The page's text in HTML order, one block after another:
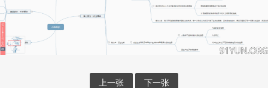
上一张 下一张